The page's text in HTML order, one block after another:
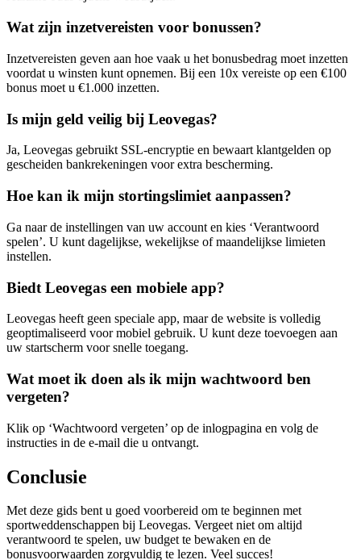
Wat zijn inzetvereisten voor bonussen?
Inzetvereisten geven aan hoe vaak u het bonusbedrag moet inzetten
voordat u winsten kunt opnemen. Bij een 10x vereiste op een €100
bonus moet u €1.000 inzetten.
Is mijn geld veilig bij Leovegas?
Ja, Leovegas gebruikt SSL-encryptie en bewaart klantgelden op
gescheiden bankrekeningen voor extra bescherming.
Hoe kan ik mijn stortingslimiet aanpassen?
Ga naar de instellingen van uw account en kies ‘Verantwoord
spelen’. U kunt dagelijkse, wekelijkse of maandelijkse limieten
instellen.
Biedt Leovegas een mobiele app?
Leovegas heeft geen speciale app, maar de website is volledig
geoptimaliseerd voor mobiel gebruik. U kunt deze toevoegen aan
uw startscherm voor snelle toegang.
Wat moet ik doen als ik mijn wachtwoord ben
vergeten?
Klik op ‘Wachtwoord vergeten’ op de inlogpagina en volg de
instructies in de e-mail die u ontvangt.
Conclusie
Met deze gids bent u goed voorbereid om te beginnen met
sportweddenschappen bij Leovegas. Vergeet niet om altijd
verantwoord te spelen, uw budget te bewaken en de
bonusvoorwaarden zorgvuldig te lezen. Veel succes!